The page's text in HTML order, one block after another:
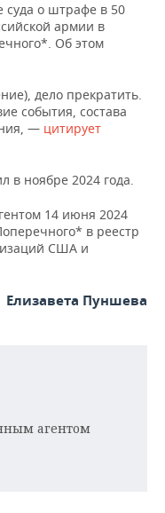
суда о штрафе в 50
армии в
Об этом
дело прекратить.
события, состава
— цитирует
в ноябре 2024 года.
14 июня 2024
в реестр
США и
Елизавета Пуншева
агентом